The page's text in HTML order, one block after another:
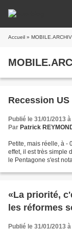
Accueil »
Recession US
Publié le 31/01/2013
Par Patrick
Petite, mais réelle, à -
effet, il est très simple
le Pentagone s'est
«La priorité,
les réformes
Publié le 31/01/2013